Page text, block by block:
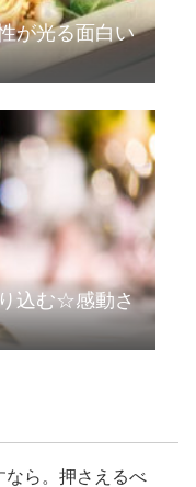
が光る面白い
込む☆感動さ
なら。押さえるべ